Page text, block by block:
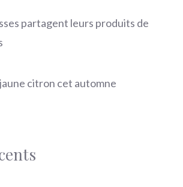
partagent leurs produits de
citron cet automne